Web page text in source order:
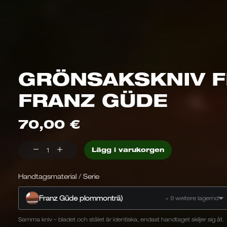
GRÖNSAKSKNIV
FRANZ GÜDE
70,00 €
Grönsaks
Franz
Güde
Lägg i varukorgen
Handtagsmaterial / Serie
Franz Güde plommonträ) + 9 weitere lagernd
Samma kniv – bladet och stålet är identiska, endast handtaget skiljer sig åt.